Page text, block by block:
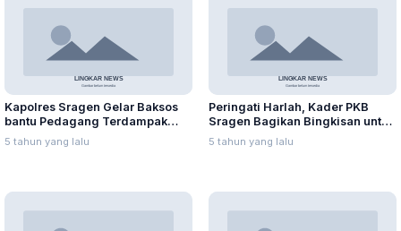
Kapolres Sragen Gelar Baksos
bantu Pedagang Terdampak
PPKM
5 tahun yang lalu
Peringati Harlah, Kader PKB
Sragen Bagikan Bingkisan untuk
Keluarga Isoman
5 tahun yang lalu